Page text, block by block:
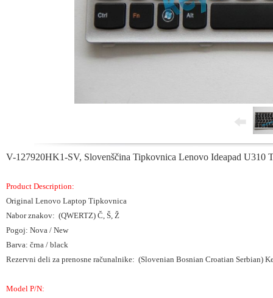
V-127920HK1-SV, Slovenščina Tipkovnica Lenovo Ideapad U310
Product Description:
Original Lenovo Laptop Tipkovnica
Nabor znakov: (QWERTZ) Č, Š, Ž
Pogoj: Nova / New
Barva: črna / black
Rezervni deli za prenosne računalnike: (Slovenian Bosnian Croatian Serbian)
Model P/N: